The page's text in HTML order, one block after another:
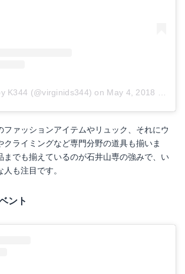
K344 (@virginids344) on May 4, 2018 at 2:24am PDT
ファッションアイテムやリュック、それにウ
クライミングなど専門分野の道具も揃いま
までも揃えているのが石井山専の強みで、い
も注目です。
ント